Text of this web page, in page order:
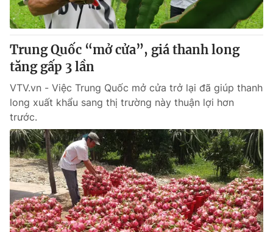
Trung Quốc “mở cửa”, giá thanh long
tăng gấp 3 lần
VTV.vn - Việc Trung Quốc mở cửa trở lại đã giúp thanh
long xuất khẩu sang thị trường này thuận lợi hơn
trước.